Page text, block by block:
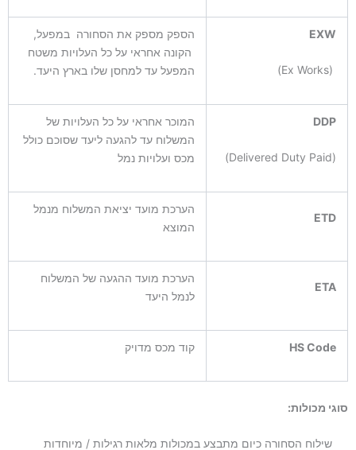
EXW
(Ex Works)
הספק מספק את הסחורה במפעל,
הקונה אחראי על כל העלויות משטח
המפעל עד למחסן שלו בארץ היעד.
DDP
(Delivered Duty Paid)
המוכר אחראי על כל העלויות של
המשלוח עד להגעה ליעד שסוכם כולל
מכס ועלויות נמל
ETD
הערכת מועד יציאת המשלוח מנמל
המוצא
ETA
הערכת מועד ההגעה של המשלוח
לנמל היעד
HS Code קוד מכס מדויק
סוגי מכולות:
שילוח הסחורה כיום מתבצע במכולות מלאות רגילות / מיוחדות